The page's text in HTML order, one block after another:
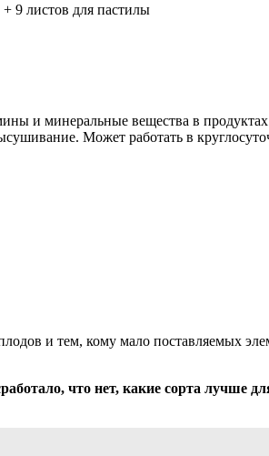
9 листов для пастилы
и минеральные вещества в
Может работать в
и тем, кому мало поставляемых
что нет, какие сорта лучше